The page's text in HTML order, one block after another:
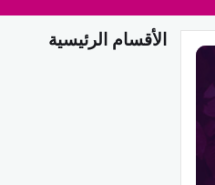
الأقسام الرئيسية